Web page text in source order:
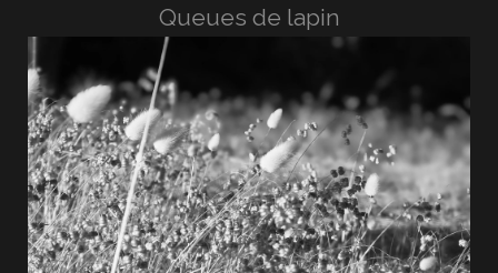
Queues de lapin